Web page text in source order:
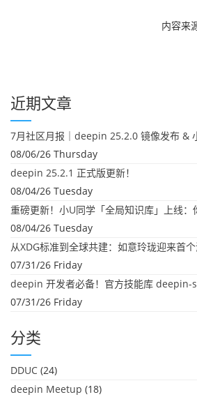
内容来
近期文章
7月社区月报｜deepin 25.2.0 镜像发布 &
08/06/26 Thursday
deepin 25.2.1 正式版更新！
08/04/26 Tuesday
08/04/26 Tuesday
从XDG标准到全球共建：如意玲珑迎来首
07/31/26 Friday
deepin 开发者必备！官方技能库 deepin-
07/31/26 Friday
分类
DDUC (24)
deepin Meetup (18)